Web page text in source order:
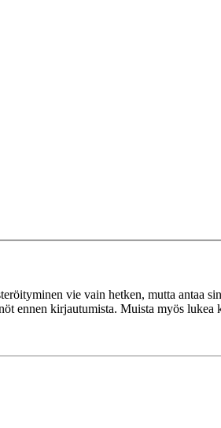
vie vain hetken, mutta antaa
ennen kirjautumista. Muista myös lukea